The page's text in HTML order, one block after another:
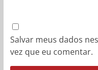
Salvar meus dados
vez que eu comentar.